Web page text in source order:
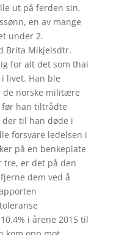
ut på ferden sin.
en av mange
under 2.
Brita Mikjelsdtr.
for alt det som thai
livet. Han ble
de norske militære
før han tiltrådte
til han døde i
forsvare ledelsen i
på en benkeplate
tre, er det på den
dem ved å
i årene 2015 til